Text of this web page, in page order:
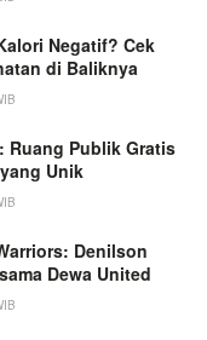
Negatif? Cek
di Baliknya
Ruang Publik Gratis
Unik
Denilson
Dewa United